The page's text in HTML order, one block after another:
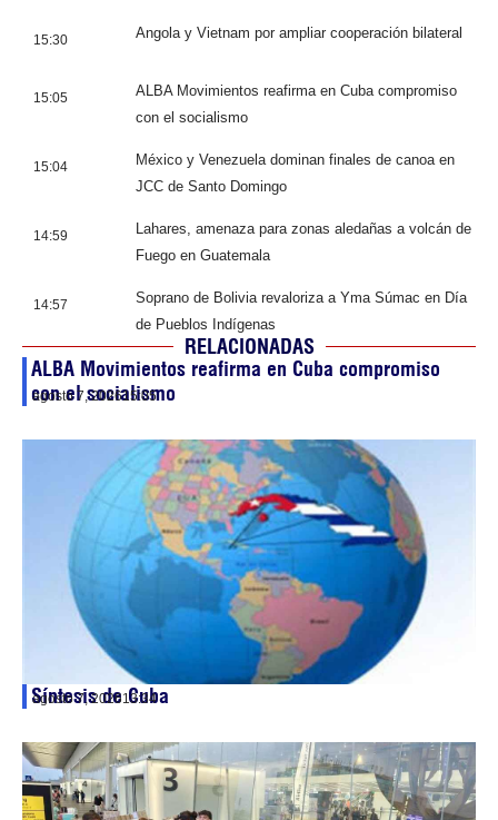
15:30 Angola y Vietnam por ampliar cooperación bilateral
15:05
ALBA Movimientos reafirma en Cuba compromiso
con el socialismo
15:04
México y Venezuela dominan finales de canoa en
JCC de Santo Domingo
14:59
Lahares, amenaza para zonas aledañas a volcán de
Fuego en Guatemala
14:57
Soprano de Bolivia revaloriza a Yma Súmac en Día
de Pueblos Indígenas
RELACIONADAS
ALBA Movimientos reafirma en Cuba compromiso
con el socialismo
agosto 7, 202615:05
Síntesis de Cuba
agosto 7, 202613:34